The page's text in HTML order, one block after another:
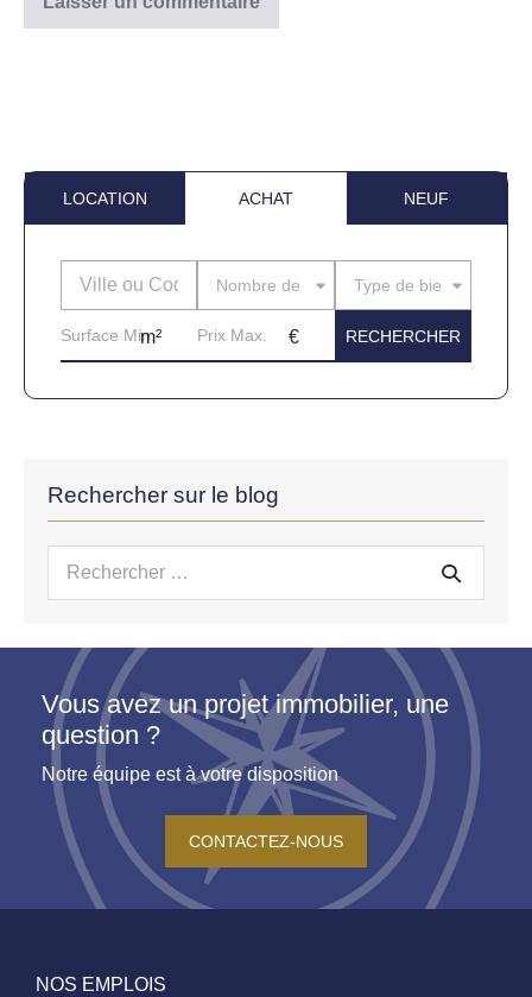
LOCATION ACHAT NEUF
Nombre de piècesType de bien
Rechercher sur le blog
Recherche
Vous avez un projet immobilier, une
question ?
Notre équipe est à votre disposition
CONTACTEZ-NOUS
NOS EMPLOIS